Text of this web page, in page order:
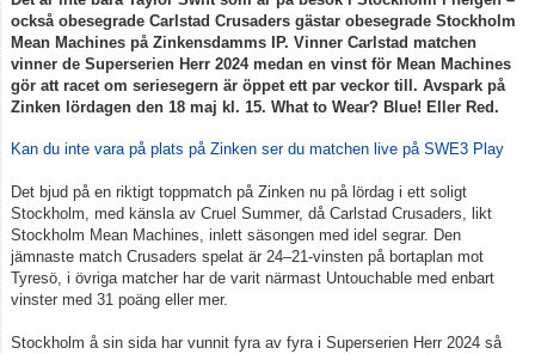
också obesegrade Carlstad Crusaders gästar obesegrade Stockholm
Mean Machines på Zinkensdamms IP. Vinner Carlstad matchen
vinner de Superserien Herr 2024 medan en vinst för Mean Machines
gör att racet om seriesegern är öppet ett par veckor till. Avspark på
Zinken lördagen den 18 maj kl. 15. What to Wear? Blue! Eller Red.
Kan du inte vara på plats på Zinken ser du matchen live på SWE3 Play
Det bjud på en riktigt toppmatch på Zinken nu på lördag i ett soligt
Stockholm, med känsla av Cruel Summer, då Carlstad Crusaders, likt
Stockholm Mean Machines, inlett säsongen med idel segrar. Den
jämnaste match Crusaders spelat är 24–21-vinsten på bortaplan mot
Tyresö, i övriga matcher har de varit närmast Untouchable med enbart
vinster med 31 poäng eller mer.
Stockholm å sin sida har vunnit fyra av fyra i Superserien Herr 2024 så